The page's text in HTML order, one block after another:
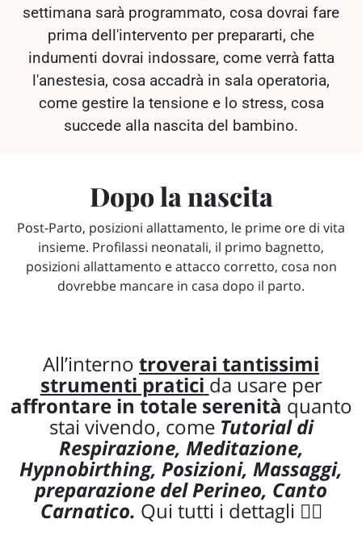
settimana sarà programmato, cosa dovrai fare
prima dell'intervento per prepararti, che
indumenti dovrai indossare, come verrà fatta
l'anestesia, cosa accadrà in sala operatoria,
come gestire la tensione e lo stress, cosa
succede alla nascita del bambino.
Dopo la nascita
Post-Parto, posizioni allattamento, le prime ore di vita
insieme. Profilassi neonatali, il primo bagnetto,
posizioni allattamento e attacco corretto, cosa non
dovrebbe mancare in casa dopo il parto.
All’interno troverai tantissimi
strumenti pratici da usare per
affrontare in totale serenità quanto
stai vivendo, come Tutorial di
Respirazione, Meditazione,
Hypnobirthing, Posizioni, Massaggi,
preparazione del Perineo, Canto
Carnatico. Qui tutti i dettagli 👇🏻